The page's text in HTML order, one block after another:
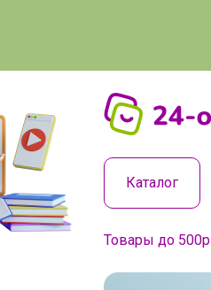
Каталог
Товары до 500р